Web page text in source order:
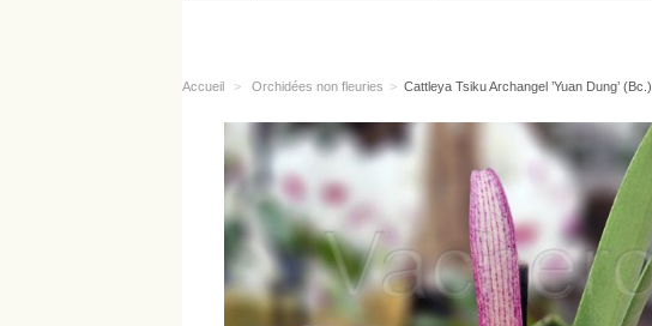
Accueil > Orchidées non fleuries > Cattleya Tsiku Archangel ’Yuan Dung’ (Bc.)